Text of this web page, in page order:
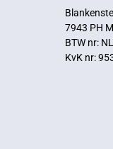
7943 PH
BTW nr:
KvK nr: